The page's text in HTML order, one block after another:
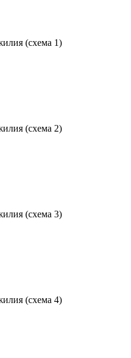
(схема 1)
(схема 2)
(схема 3)
(схема 4)